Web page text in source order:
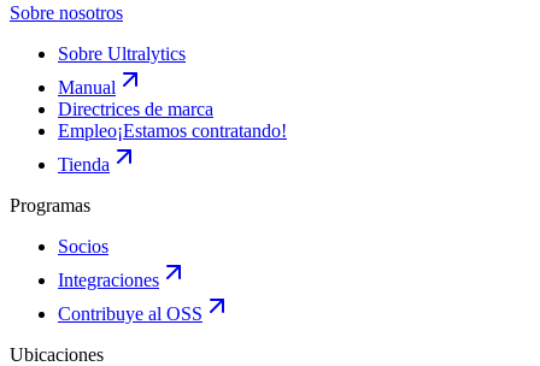
Sobre nosotros
Sobre Ultralytics
Manual
Directrices de marca
Empleo¡Estamos contratando!
Tienda
Programas
Socios
Integraciones
Contribuye al OSS
Ubicaciones